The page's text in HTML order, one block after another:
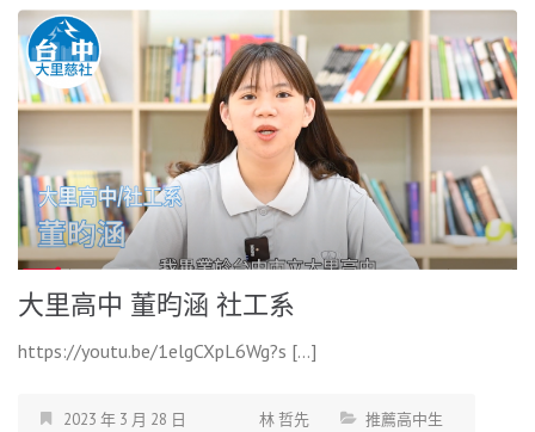
大里高中 董昀涵 社工系
https://youtu.be/1elgCXpL6Wg?s […]
2023 年 3 月 28 日 林 哲先 推薦高中生